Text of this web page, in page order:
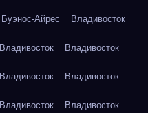
Буэнос-Айрес Владивосток
Владивосток Владивосток
Владивосток Владивосток
Владивосток Владивосток